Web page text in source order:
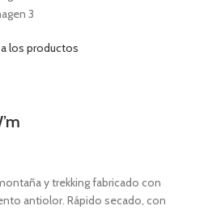
los productos
y trekking fabricado con
antiolor. Rápido secado, con